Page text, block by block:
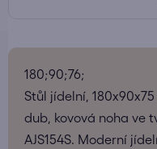
180;90;76;
Stůl jídelní,
dub, kovová noha ve
AJS154S. Moderní